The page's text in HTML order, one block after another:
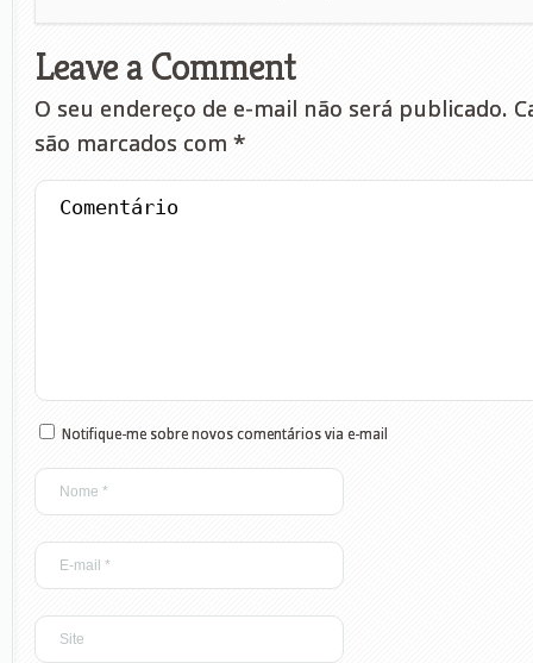
Leave a Comment
O seu endereço de e-mail não será publicado.
são marcados com *
Notifique-me sobre novos comentários via e-mail